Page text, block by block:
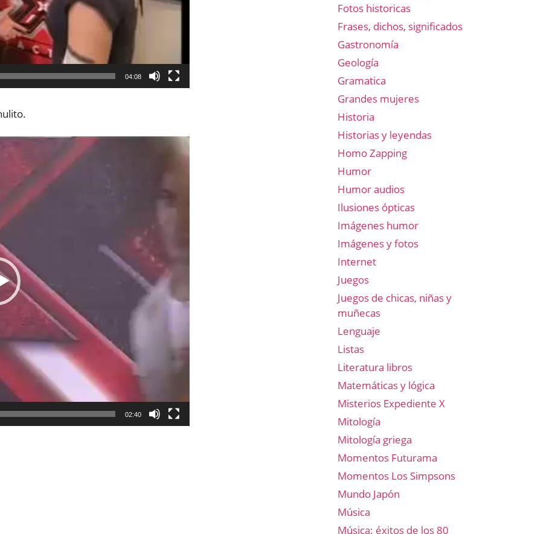
04:08
02:40
Fotos historicas
Frases, dichos, significados
Gastronomía
Geología
Gramatica
Grandes mujeres
Historia
Historias y leyendas
Homo Zapping
Humor
Humor audios
Ilusiones ópticas
Imágenes humor
Imágenes y fotos
Internet
Juegos
Juegos de chicas, niñas y
muñecas
Lenguaje
Listas
Literatura libros
Matemáticas y lógica
Misterios Expediente X
Mitología
Mitología griega
Momentos Futurama
Momentos Los Simpsons
Mundo Japón
Música
Música: éxitos de los 80